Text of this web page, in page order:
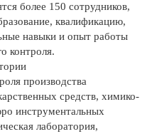
более 150 сотрудников,
квалификацию,
навыки и опыт работы
контроля.
производства
средств, химико-
инструментальных
лаборатория,